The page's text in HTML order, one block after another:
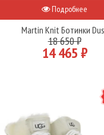
Подробнее
Martin Knit Ботинки
18 650 ₽
14 465 ₽